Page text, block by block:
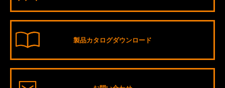
製品カタログダウンロード